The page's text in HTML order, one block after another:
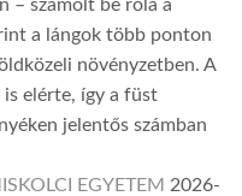
– számolt be róla a
a lángok több ponton
növényzetben. A
elérte, így a füst
jelentős számban
EGYETEM 2026-